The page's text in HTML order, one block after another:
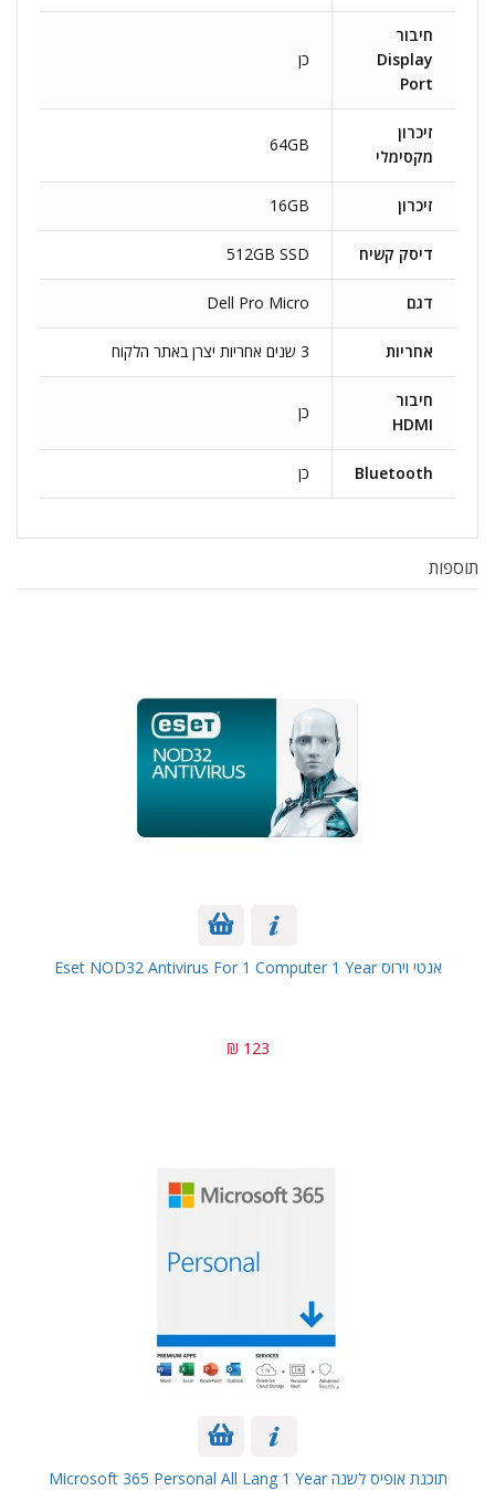
חיבור
Display
Port
כן
זיכרון
מקסימלי
64GB
זיכרון 16GB
דיסק קשיח 512GB SSD
דגם Dell Pro Micro
אחריות 3 שנים אחריות יצרן באתר הלקוח
חיבור
HDMI
כן
Bluetooth כן
תוספות
אנטי וירוס Eset NOD32 Antivirus For 1 Computer 1 Year
123 ₪
תוכנת אופיס לשנה Microsoft 365 Personal All Lang 1 Year